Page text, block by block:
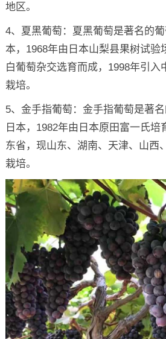
地区。
4、夏黑葡萄：夏黑葡萄是著名的
本，1968年由日本山梨县果树试验
白葡萄杂交选育而成，1998年引入
栽培。
5、金手指葡萄：金手指葡萄是著
日本，1982年由日本原田富一氏培
东省，现山东、湖南、天津、山西
栽培。